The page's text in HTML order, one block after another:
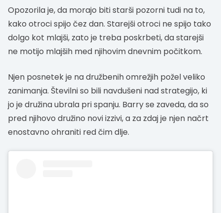
Opozorila je, da morajo biti starši pozorni tudi na to,
kako otroci spijo čez dan. Starejši otroci ne spijo tako
dolgo kot mlajši, zato je treba poskrbeti, da starejši
ne motijo mlajših med njihovim dnevnim počitkom.
Njen posnetek je na družbenih omrežjih požel veliko
zanimanja. Številni so bili navdušeni nad strategijo, ki
jo je družina ubrala pri spanju. Barry se zaveda, da so
pred njihovo družino novi izzivi, a za zdaj je njen načrt
enostavno ohraniti red čim dlje.